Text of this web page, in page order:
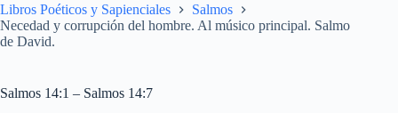
Libros Poéticos y Sapienciales
Salmos
Necedad y corrupción del hombre. Al músico principal. Salmo
de David.
Salmos 14:1 – Salmos 14:7